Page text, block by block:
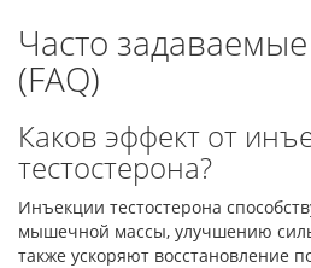
Часто
(FAQ)
Каков эффект от
тестостерона?
Инъекции тестостерона
мышечной массы, улучшению
также ускоряют восстановление